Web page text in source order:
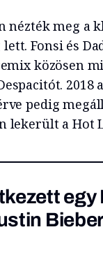
nézték meg a
Fonsi és
közösen
2018
pedig
lekerült a Hot